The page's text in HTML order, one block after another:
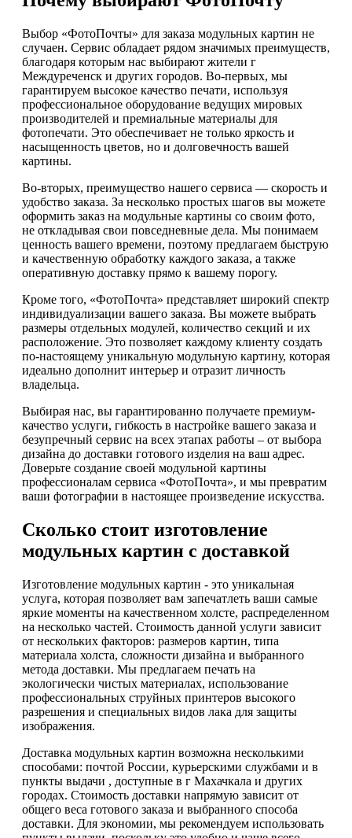
Выбор «ФотоПочты» для заказа модульных картин не
случаен. Сервис обладает рядом значимых преимуществ,
благодаря которым нас выбирают жители г
Междуреченск и других городов. Во-первых, мы
гарантируем высокое качество печати, используя
профессиональное оборудование ведущих мировых
производителей и премиальные материалы для
фотопечати. Это обеспечивает не только яркость и
насыщенность цветов, но и долговечность вашей
картины.
Во-вторых, преимущество нашего сервиса — скорость и
удобство заказа. За несколько простых шагов вы можете
оформить заказ на модульные картины со своим фото,
не откладывая свои повседневные дела. Мы понимаем
ценность вашего времени, поэтому предлагаем быструю
и качественную обработку каждого заказа, а также
оперативную доставку прямо к вашему порогу.
Кроме того, «ФотоПочта» представляет широкий спектр
индивидуализации вашего заказа. Вы можете выбрать
размеры отдельных модулей, количество секций и их
расположение. Это позволяет каждому клиенту создать
по-настоящему уникальную модульную картину, которая
идеально дополнит интерьер и отразит личность
владельца.
Выбирая нас, вы гарантированно получаете премиум-
качество услуги, гибкость в настройке вашего заказа и
безупречный сервис на всех этапах работы – от выбора
дизайна до доставки готового изделия на ваш адрес.
Доверьте создание своей модульной картины
профессионалам сервиса «ФотоПочта», и мы превратим
ваши фотографии в настоящее произведение искусства.
Сколько стоит изготовление
модульных картин с доставкой
Изготовление модульных картин - это уникальная
услуга, которая позволяет вам запечатлеть ваши самые
яркие моменты на качественном холсте, распределенном
на несколько частей. Стоимость данной услуги зависит
от нескольких факторов: размеров картин, типа
материала холста, сложности дизайна и выбранного
метода доставки. Мы предлагаем печать на
экологически чистых материалах, использование
профессиональных струйных принтеров высокого
разрешения и специальных видов лака для защиты
изображения.
Доставка модульных картин возможна несколькими
способами: почтой России, курьерскими службами и в
пункты выдачи , доступные в г Махачкала и других
городах. Стоимость доставки напрямую зависит от
общего веса готового заказа и выбранного способа
доставки. Для экономии, мы рекомендуем использовать